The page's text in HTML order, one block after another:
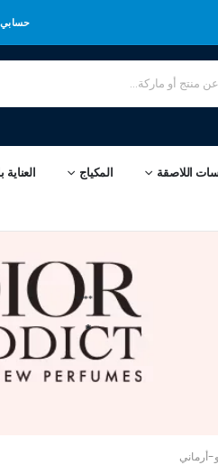
حسابي
اللاصقة المكياج
****
*
أرماني